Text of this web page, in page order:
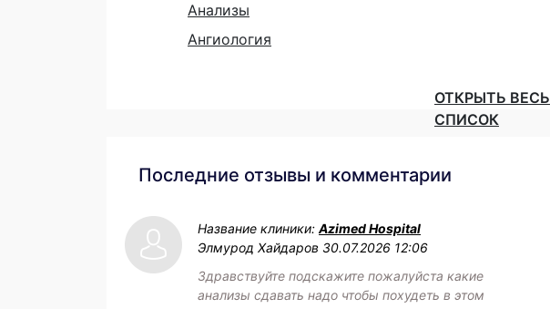
Анализы
Ангиология
ОТКРЫТЬ ВЕСЬ
СПИСОК
Последние отзывы и комментарии
Название клиники: Azimed Hospital
Элмурод Хайдаров 30.07.2026 12:06
Здравствуйте подскажите пожалуйста какие
анализы сдавать надо чтобы похудеть в этом